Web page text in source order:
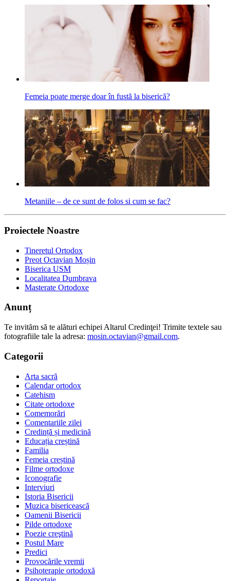
Femeia poate merge doar în fustă la biserică?
Metaniile – de ce sunt de folos si cum se fac?
Proiectele Noastre
Tineretul Ortodox
Preot Octavian Moșin
Biserica USM
Localitatea Dumbrava
Masterate Ortodoxe
Anunț
Te invităm să te alături echipei Altarul Credinţei! Trimite textele sau
fotografiile tale la adresa: mosin.octavian@gmail.com.
Categorii
Arta sacră
Calendar ortodox
Catehism
Citate ortodoxe
Comemorări
Comentariile zilei
Credință și medicină
Educația creștină
Familia
Femeia creștină
Filme ortodoxe
Iconografie
Interviuri
Istoria Bisericii
Muzica bisericească
Oamenii Bisericii
Pilde ortodoxe
Poezie creştină
Postul Mare
Predici
Provocările vremii
Psihoterapie ortodoxă